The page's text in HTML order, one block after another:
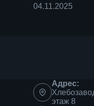
04.11.2025
Адрес:
этаж 8